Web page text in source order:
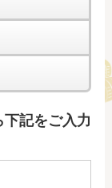
記をご入力